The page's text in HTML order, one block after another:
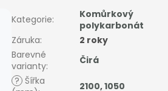
Kategorie:
Komůrkový
polykarbonát
Záruka:
2 roky
Barevné
varianty:
Čirá
? Šířka
2100,1050